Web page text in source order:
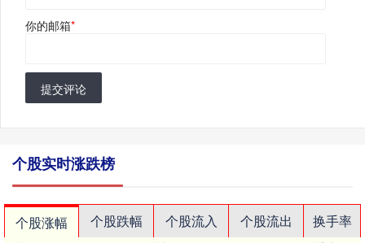
你的邮箱*
提交评论
个股实时涨跌榜
个股涨幅 个股跌幅 个股流入 个股流出
换手率